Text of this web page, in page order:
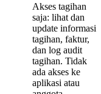
Akses tagihan
saja: lihat dan
update informasi
tagihan, faktur,
dan log audit
tagihan. Tidak
ada akses ke
aplikasi atau